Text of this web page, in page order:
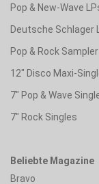
Pop & New-Wave
Deutsche Schlager
Pop & Rock Sampler
12" Disco Maxi-
7" Pop & Wave
7" Rock Singles
Beliebte Magazine
Bravo